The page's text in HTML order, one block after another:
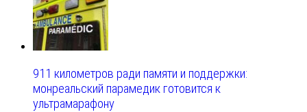
911 километров ради памяти и поддержки:
монреальский парамедик готовится к
ультрамарафону